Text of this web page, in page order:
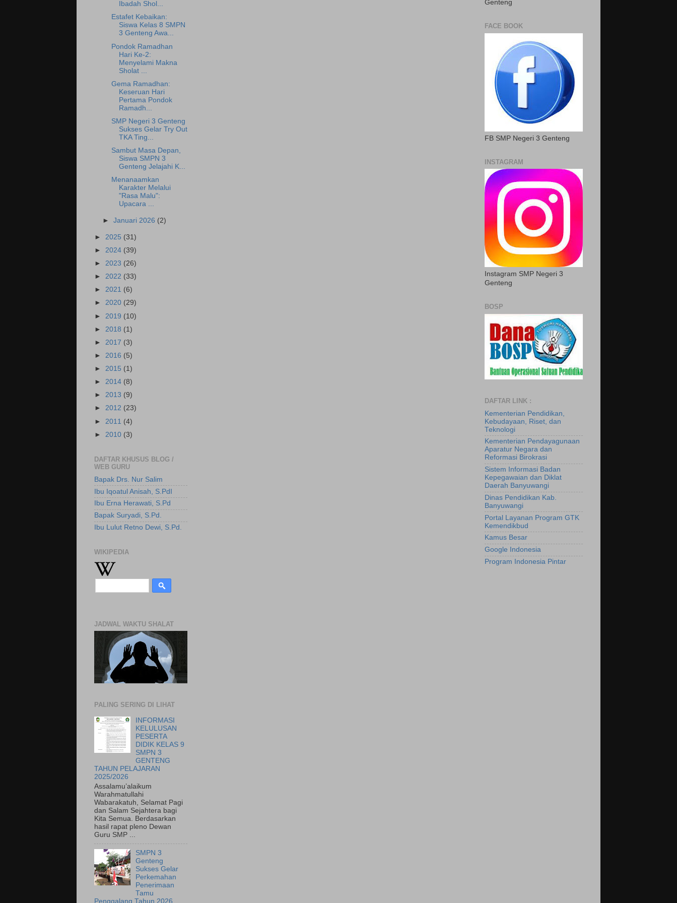
Ibadah Shol...
Estafet Kebaikan:
Siswa Kelas 8 SMPN
3 Genteng Awa...
Pondok Ramadhan
Hari Ke-2:
Menyelami Makna
Sholat ...
Gema Ramadhan:
Keseruan Hari
Pertama Pondok
Ramadh...
SMP Negeri 3 Genteng
Sukses Gelar Try Out
TKA Ting...
Sambut Masa Depan,
Siswa SMPN 3
Genteng Jelajahi K...
Menanaamkan
Karakter Melalui
"Rasa Malu":
Upacara ...
►Januari 2026 (2)
► 2025 (31)
► 2024 (39)
► 2023 (26)
► 2022 (33)
► 2021 (6)
► 2020 (29)
► 2019 (10)
► 2018 (1)
► 2017 (3)
► 2016 (5)
► 2015 (1)
► 2014 (8)
► 2013 (9)
► 2012 (23)
► 2011 (4)
► 2010 (3)
DAFTAR KHUSUS BLOG /
WEB GURU
Bapak Drs. Nur Salim
Ibu Iqoatul Anisah, S.PdI
Ibu Erna Herawati, S.Pd
Bapak Suryadi, S.Pd.
Ibu Lulut Retno Dewi, S.Pd.
WIKIPEDIA
JADWAL WAKTU SHALAT
PALING SERING DI LIHAT
INFORMASI
KELULUSAN
PESERTA
DIDIK KELAS 9
SMPN 3
GENTENG
TAHUN PELAJARAN
2025/2026
Assalamu’alaikum
Warahmatullahi
Wabarakatuh, Selamat Pagi
dan Salam Sejahtera bagi
Kita Semua. Berdasarkan
hasil rapat pleno Dewan
Guru SMP ...
SMPN 3
Genteng
Sukses Gelar
Perkemahan
Penerimaan
Tamu
Penggalang Tahun 2026
Genteng
FACE BOOK
FB SMP Negeri 3 Genteng
INSTAGRAM
Instagram SMP Negeri 3
Genteng
BOSP
DAFTAR LINK :
Kementerian Pendidikan,
Kebudayaan, Riset, dan
Teknologi
Kementerian Pendayagunaan
Aparatur Negara dan
Reformasi Birokrasi
Sistem Informasi Badan
Kepegawaian dan Diklat
Daerah Banyuwangi
Dinas Pendidikan Kab.
Banyuwangi
Portal Layanan Program GTK
Kemendikbud
Kamus Besar
Google Indonesia
Program Indonesia Pintar